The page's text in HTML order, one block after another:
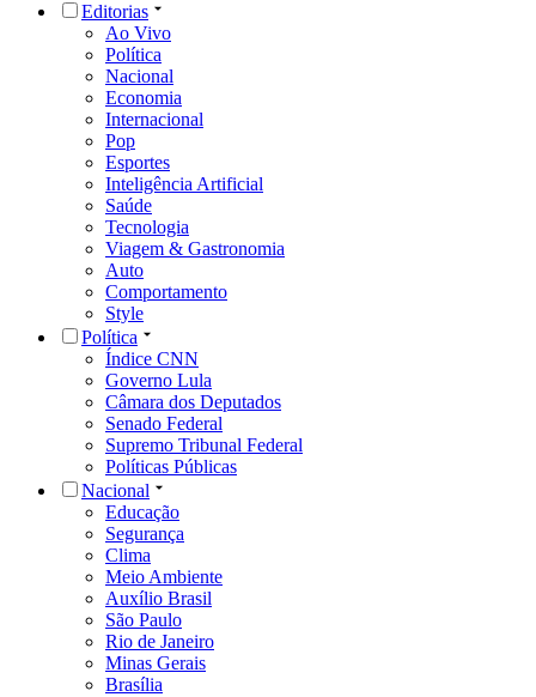
Editorias
Ao Vivo
Política
Nacional
Economia
Internacional
Pop
Esportes
Inteligência Artificial
Saúde
Tecnologia
Viagem & Gastronomia
Auto
Comportamento
Style
Política
Índice CNN
Governo Lula
Câmara dos Deputados
Senado Federal
Supremo Tribunal Federal
Políticas Públicas
Nacional
Educação
Segurança
Clima
Meio Ambiente
Auxílio Brasil
São Paulo
Rio de Janeiro
Minas Gerais
Brasília